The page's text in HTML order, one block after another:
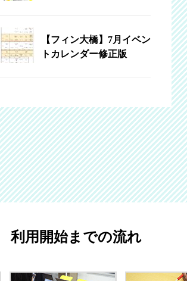
【フィン大橋】7月イベン
トカレンダー修正版
利用開始までの流れ